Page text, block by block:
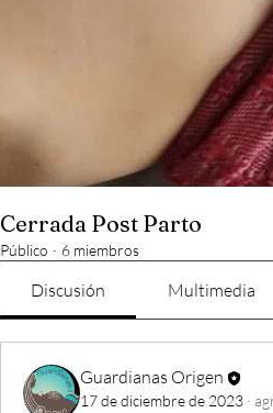
Cerrada Post Parto
Público · 6 miembros
Discusión Multimedia
Guardianas Origen
17 de diciembre de 2023 ·